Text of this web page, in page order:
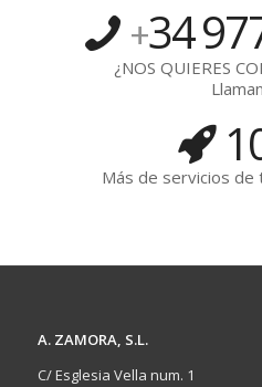
+34
¿NOS QUIERES
Más de servicios de
A. ZAMORA, S.L.
C/ Esglesia Vella num. 1